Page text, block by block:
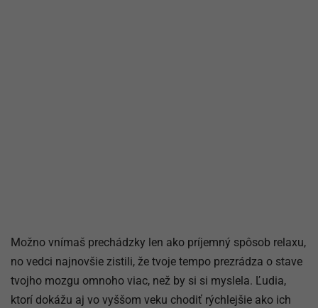
Možno vnímaš prechádzky len ako príjemný spôsob relaxu,
no vedci najnovšie zistili, že tvoje tempo prezrádza o stave
tvojho mozgu omnoho viac, než by si si myslela. Ľudia,
ktorí dokážu aj vo vyššom veku chodiť rýchlejšie ako ich